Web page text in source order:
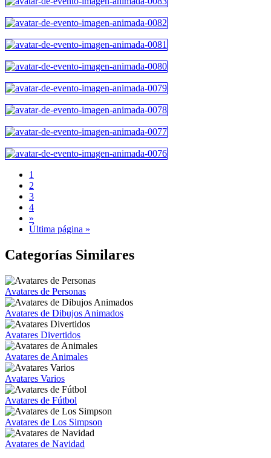
1
2
3
4
»
Última página »
Categorías Similares
Avatares de Personas
Avatares de Dibujos Animados
Avatares Divertidos
Avatares de Animales
Avatares Varios
Avatares de Fútbol
Avatares de Los Simpson
Avatares de Navidad